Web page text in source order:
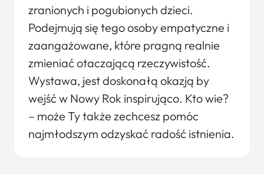
zranionych i pogubionych dzieci.
Podejmują się tego osoby empatyczne i
zaangażowane, które pragną realnie
zmieniać otaczającą rzeczywistość.
Wystawa, jest doskonałą okazją by
wejść w Nowy Rok inspirująco. Kto wie?
– może Ty także zechcesz pomóc
najmłodszym odzyskać radość istnienia.